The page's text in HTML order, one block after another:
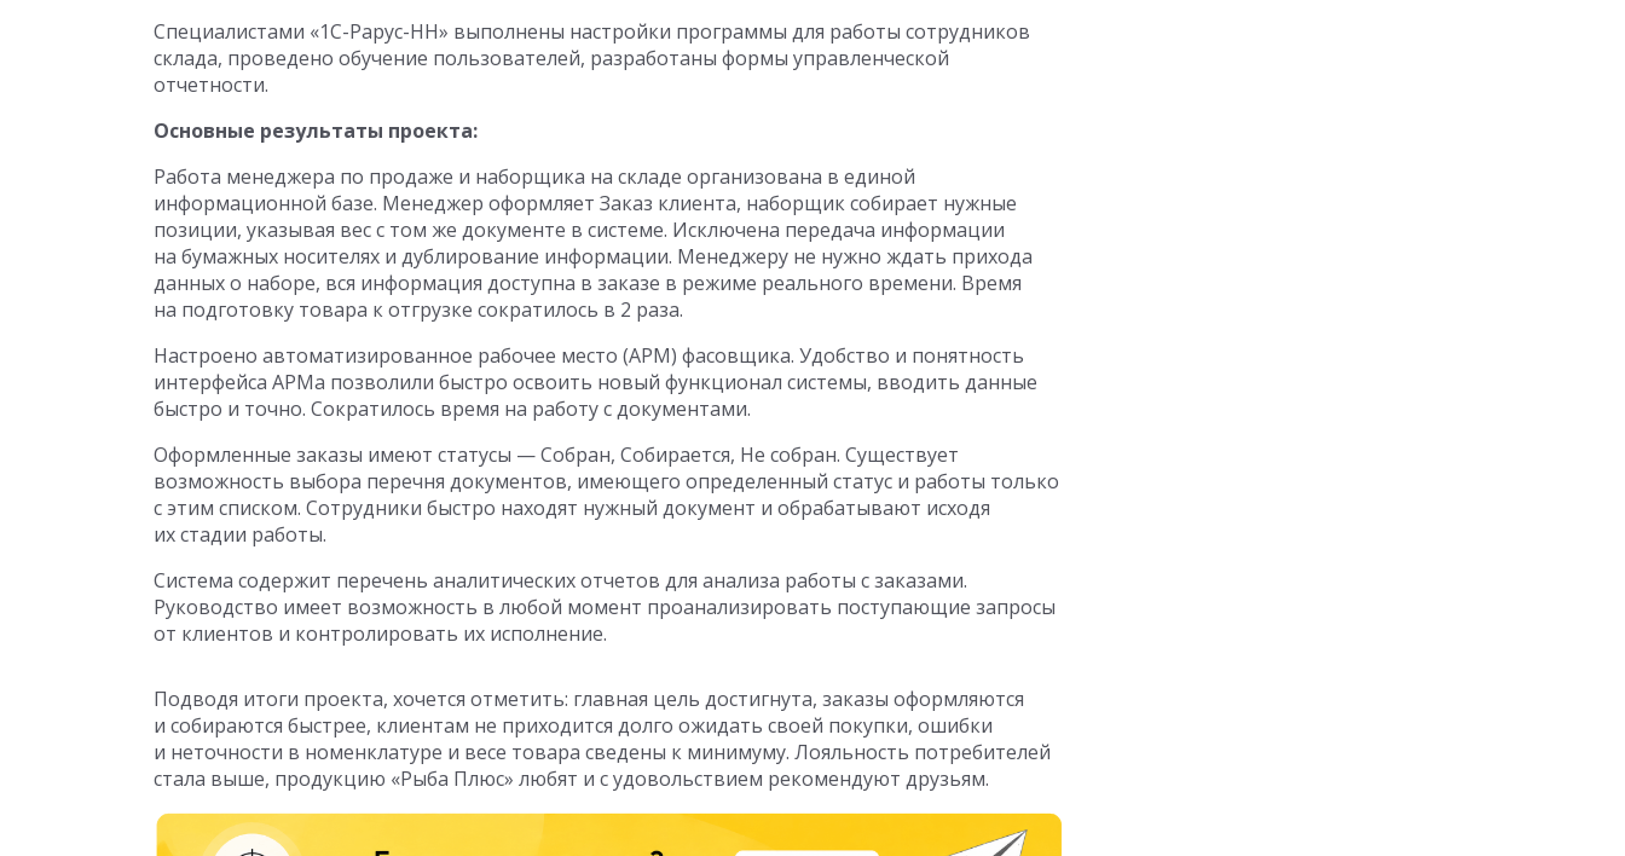
Специалистами «1С-Рарус-НН» выполнены настройки программы для работы сотрудников
склада, проведено обучение пользователей, разработаны формы управленческой
отчетности.
Основные результаты проекта:
Работа менеджера по продаже и наборщика на складе организована в единой
информационной базе. Менеджер оформляет Заказ клиента, наборщик собирает нужные
позиции, указывая вес с том же документе в системе. Исключена передача информации
на бумажных носителях и дублирование информации. Менеджеру не нужно ждать прихода
данных о наборе, вся информация доступна в заказе в режиме реального времени. Время
на подготовку товара к отгрузке сократилось в 2 раза.
Настроено автоматизированное рабочее место (АРМ) фасовщика. Удобство и понятность
интерфейса АРМа позволили быстро освоить новый функционал системы, вводить данные
быстро и точно. Сократилось время на работу с документами.
Оформленные заказы имеют статусы — Собран, Собирается, Не собран. Существует
возможность выбора перечня документов, имеющего определенный статус и работы только
с этим списком. Сотрудники быстро находят нужный документ и обрабатывают исходя
их стадии работы.
Система содержит перечень аналитических отчетов для анализа работы с заказами.
Руководство имеет возможность в любой момент проанализировать поступающие запросы
от клиентов и контролировать их исполнение.
Подводя итоги проекта, хочется отметить: главная цель достигнута, заказы оформляются
и собираются быстрее, клиентам не приходится долго ожидать своей покупки, ошибки
и неточности в номенклатуре и весе товара сведены к минимуму. Лояльность потребителей
стала выше, продукцию «Рыба Плюс» любят и с удовольствием рекомендуют друзьям.